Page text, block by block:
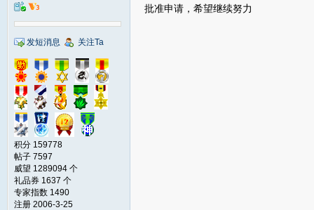
发短消息 关注Ta
积分 159778
帖子 7597
威望 1289094 个
礼品券 1637 个
专家指数 1490
注册 2006-3-25
批准申请，希望继续努力